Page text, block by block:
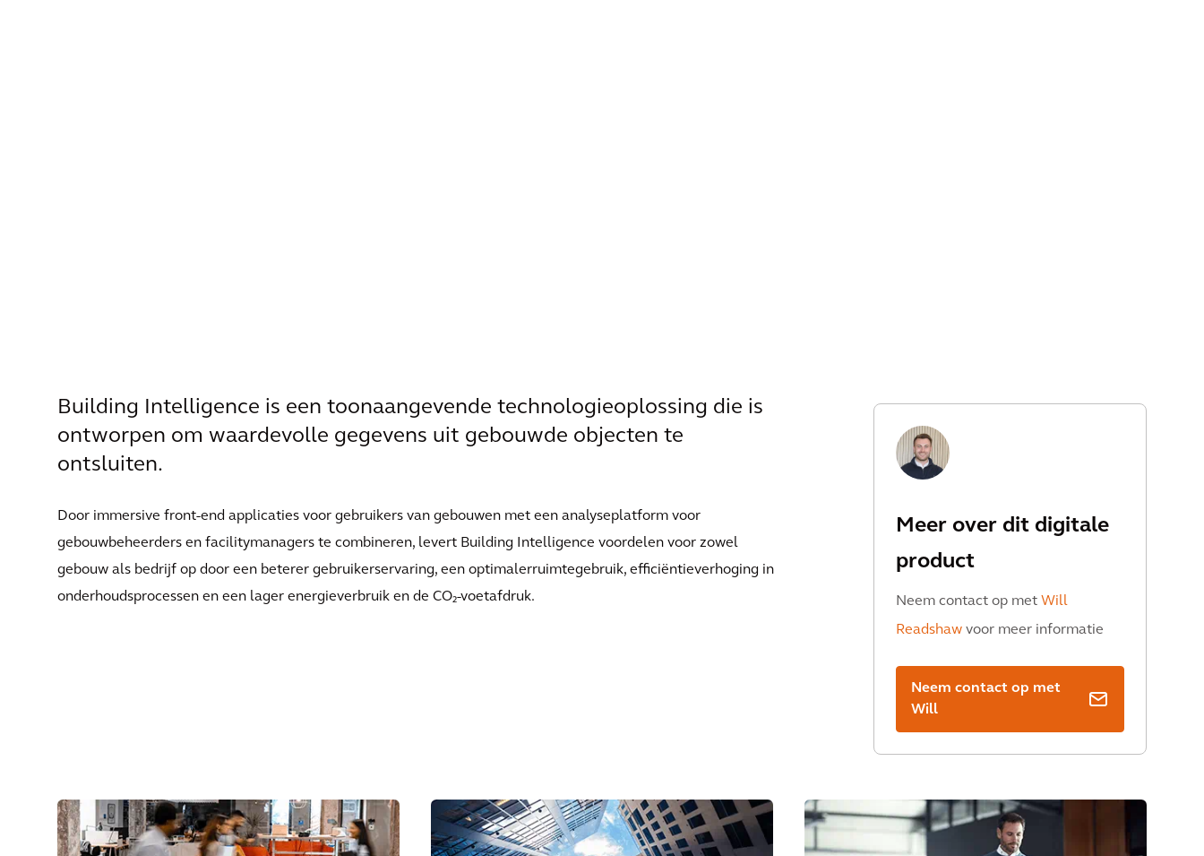
Building Intelligence is een toonaangevende technologieoplossing die is
ontworpen om waardevolle gegevens uit gebouwde objecten te
ontsluiten.
Door immersive front-end applicaties voor gebruikers van gebouwen met een analyseplatform voor
gebouwbeheerders en facilitymanagers te combineren, levert Building Intelligence voordelen voor zowel
gebouw als bedrijf op door een beterer gebruikerservaring, een optimalerruimtegebruik, efficiëntieverhoging in
onderhoudsprocessen en een lager energieverbruik en de CO₂-voetafdruk.
Meer over dit digitale
product
Neem contact op met Will
Readshawvoor meer informatie
Neem contact op met
Will